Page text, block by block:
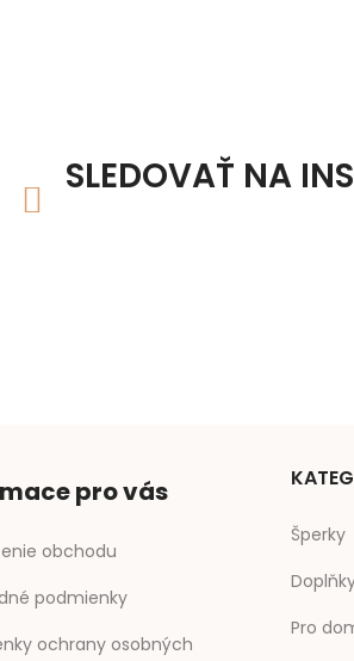
ý
p
SLEDOVAŤ NA
pro vás
obchodu
podmienky
ochrany osobných
Šperky
Pro